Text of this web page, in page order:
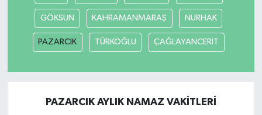
GÖKSUN KAHRAMANMARAŞ NURHAK
PAZARCIK TÜRKOĞLU ÇAĞLAYANCERİT
PAZARCIK AYLIK NAMAZ VAKITLERI
YAŞAM